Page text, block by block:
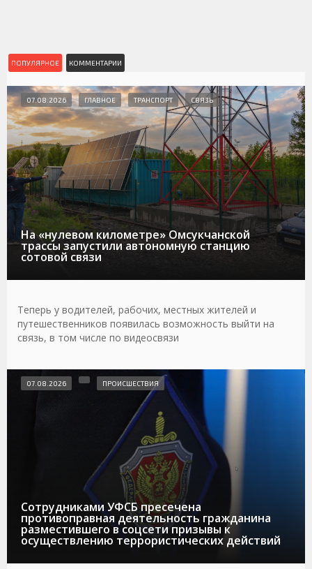
ПОПУЛЯРНОЕ КОММЕНТАРИИ
На «нулевом километре» Омсукчанской
трассы запустили автономную станцию
сотовой связи
07.08.2026 ГЛАВНОЕ ТРАНСПОРТ СВЯЗЬ
Теперь у водителей, рабочих, местных жителей и
путешественников появилась возможность выйти на
связь, в том числе по видеосвязи
Сотрудниками УФСБ пресечена
противоправная деятельность гражданина
разместившего в соцсети призывы к
осуществлению террористических действий
07.08.2026 ПРОИСШЕСТВИЯ